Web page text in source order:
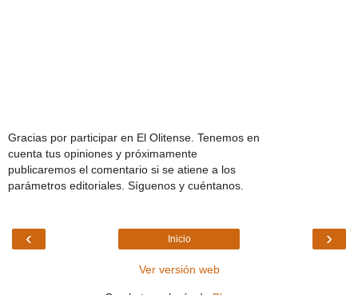
Gracias por participar en El Olitense. Tenemos en
cuenta tus opiniones y próximamente
publicaremos el comentario si se atiene a los
parámetros editoriales. Síguenos y cuéntanos.
‹ ›
Inicio
Ver versión web